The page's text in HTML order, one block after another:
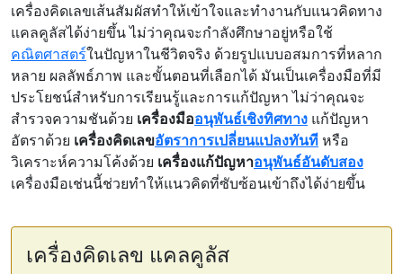
เครื่องคิดเลขเส้นสัมผัสทำให้เข้าใจและทำงานกับแนวคิดทาง
แคลคูลัสได้ง่ายขึ้น ไม่ว่าคุณจะกำลังศึกษาอยู่หรือใช้
คณิตศาสตร์ในปัญหาในชีวิตจริง ด้วยรูปแบบอสมการที่หลาก
หลาย ผลลัพธ์ภาพ และขั้นตอนที่เลือกได้ มันเป็นเครื่องมือที่มี
ประโยชน์สำหรับการเรียนรู้และการแก้ปัญหา ไม่ว่าคุณจะ
สำรวจความชันด้วย เครื่องมืออนุพันธ์เชิงทิศทาง แก้ปัญหา
อัตราด้วย เครื่องคิดเลขอัตราการเปลี่ยนแปลงทันทีหรือ
วิเคราะห์ความโค้งด้วย เครื่องแก้ปัญหาอนุพันธ์อันดับสอง
เครื่องมือเช่นนี้ช่วยทำให้แนวคิดที่ซับซ้อนเข้าถึงได้ง่ายขึ้น
เครื่องคิดเลข แคลคูลัส